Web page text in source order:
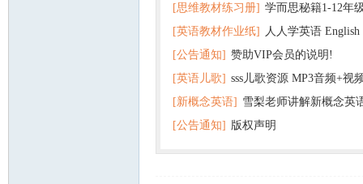
+音频 百度云网盘下载
[思维教材练习册] 学而思秘籍1-12年
子版PDF全册 百度网盘
[英语教材作业纸] 人人学英语
版pdf 百度网盘下载
[公告通知] 赞助VIP会员的说明!
[英语儿歌] sss儿歌资源 MP3音频+视
百度云网盘下载
[新概念英语] 雪梨老师讲解新概念英
[公告通知] 版权声明